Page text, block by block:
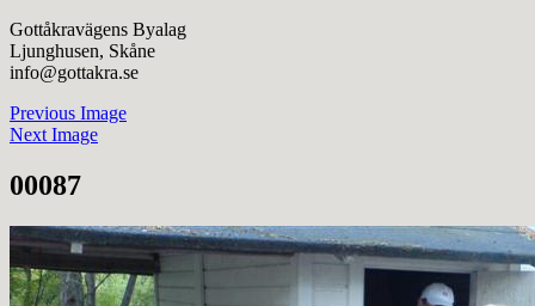
Gottåkravägens Byalag
Ljunghusen, Skåne
info@gottakra.se
Previous Image
Next Image
00087